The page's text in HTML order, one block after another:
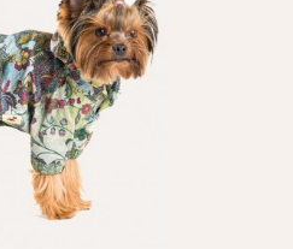
Увійти
з допомогою
про новинки, знижки, акції
пароль?
лист з посиланням для
реєстрації.
Повторити відправку
облікового запису, або ваш
не підтверджена